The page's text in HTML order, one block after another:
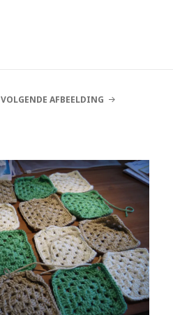
VOLGENDE AFBEELDING